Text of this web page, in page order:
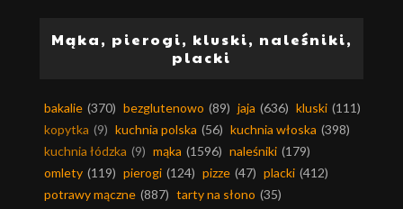
Mąka, pierogi, kluski, naleśniki,
placki
bakalie (370) bezglutenowo (89) jaja (636) kluski (111)
kopytka (9) kuchnia polska (56) kuchnia włoska (398)
kuchnia łódzka (9) mąka (1596) naleśniki (179)
omlety (119) pierogi (124) pizze (47) placki (412)
potrawy mączne (887) tarty na słono (35)